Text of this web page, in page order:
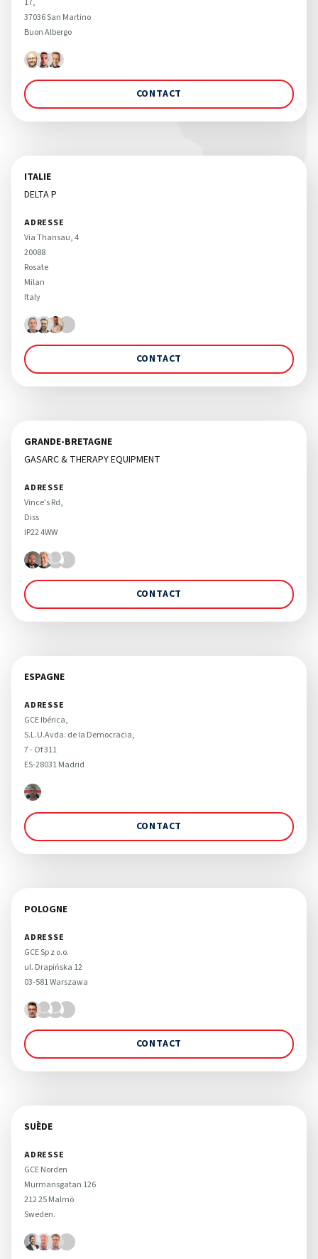
37036 San Martino
Buon Albergo
CONTACT
ITALIE
DELTA P
ADRESSE
Via Thansau, 4
20088
Rosate
Milan
Italy
CONTACT
GRANDE-BRETAGNE
GASARC & THERAPY EQUIPMENT
ADRESSE
Vince's Rd,
Diss
CONTACT
ESPAGNE
ADRESSE
GCE Ibérica,
S.L.U.Avda. de la Democracia,
7 - Of 311
ES-28031 Madrid
CONTACT
POLOGNE
ADRESSE
GCE Sp z o.o.
ul. Drapińska 12
03-581 Warszawa
CONTACT
SUÈDE
ADRESSE
GCE Norden
Murmansgatan 126
212 25 Malmö
Sweden.